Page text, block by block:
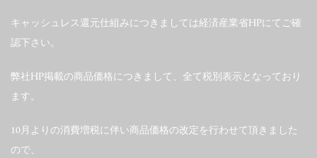
キャッシュレス還元仕組みにつきましては経済産業省HPにてご確
認下さい。
弊社HP掲載の商品価格につきまして、全て税別表示となっており
ます。
10月よりの消費増税に伴い商品価格の改定を行わせて頂きました
ので、